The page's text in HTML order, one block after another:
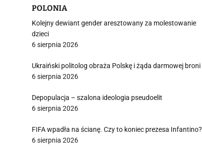
POLONIA
Kolejny dewiant gender aresztowany za molestowanie
dzieci
6 sierpnia 2026
Ukraiński politolog obraża Polskę i żąda darmowej broni
6 sierpnia 2026
Depopulacja – szalona ideologia pseudoelit
6 sierpnia 2026
FIFA wpadła na ścianę. Czy to koniec prezesa Infantino?
6 sierpnia 2026